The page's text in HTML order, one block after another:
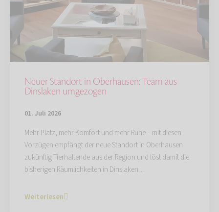
Neuer Standort in Oberhausen: Team aus
Dinslaken umgezogen
01. Juli 2026
Mehr Platz, mehr Komfort und mehr Ruhe – mit diesen
Vorzügen empfängt der neue Standort in Oberhausen
zukünftig Tierhaltende aus der Region und löst damit die
bisherigen Räumlichkeiten in Dinslaken…
Weiterlesen